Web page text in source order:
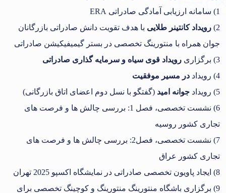
1) سامانه ارزیابی آمادگی صادراتی ERA
2) رویداد کانتینر طلایی با هدف تقویت دانش صادراتی بازرگانان
جوان همراه با منتورینگ تخصصی در بستر گیمیفیکیشن صادراتی
3) برگزاری
رویداد قوی سیاه و سرمایه گذاری صادراتی
4) رویداد
در مسیر موفقیت
5) رویداد
جوانه امید (گفتگو با نسل دوم اعضای اتاق بازرگانی)
6) نشست تخصصی، فصل 1: بررسی چالش ها و فرصت های
تجاری کشور روسیه
7) نشست تخصصی، فصل2: بررسی چالش ها و فرصت های
تجاری کشور عراق
8) ایجاد پاویون تخصصی صادراتی در نمایشگاه اکسپو 2025 تهران
9) برگزاری باشگاه منتورینگ منتورینگ و کوچینگ تخصصی برای